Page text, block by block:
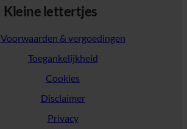
Kleine lettertjes
Voorwaarden & vergoedingen
Toegankelijkheid
Cookies
Disclaimer
Privacy